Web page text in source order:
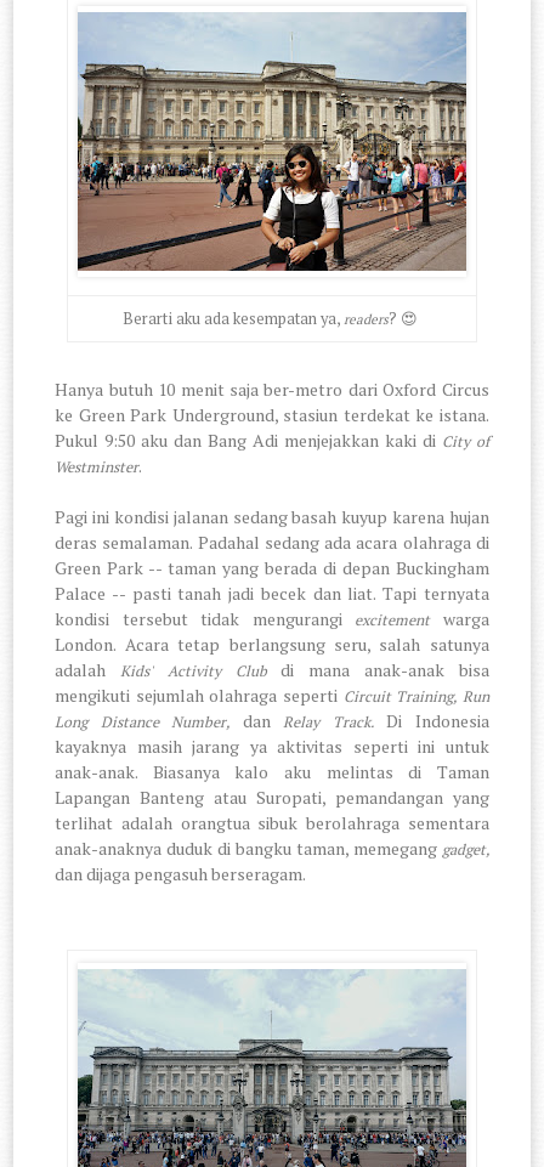
Berarti aku ada kesempatan ya, readers? 😍
Hanya butuh 10 menit saja ber-metro dari Oxford Circus
ke Green Park Underground, stasiun terdekat ke istana.
Pukul 9:50 aku dan Bang Adi menjejakkan kaki di City of
Westminster.
Pagi ini kondisi jalanan sedang basah kuyup karena hujan
deras semalaman. Padahal sedang ada acara olahraga di
Green Park -- taman yang berada di depan Buckingham
Palace -- pasti tanah jadi becek dan liat. Tapi ternyata
kondisi tersebut tidak mengurangi
excitement warga
London. Acara tetap berlangsung seru, salah satunya
adalahKids' Activity Clubdi mana anak-anak bisa
mengikuti sejumlah olahraga seperti Circuit Training, Run
Long Distance Number, danRelay Track.Di Indonesia
kayaknya masih jarang ya aktivitas seperti ini untuk
anak-anak. Biasanya kalo aku melintas di Taman
Lapangan Banteng atau Suropati, pemandangan yang
terlihat adalah orangtua sibuk berolahraga sementara
anak-anaknya duduk di bangku taman, memegang gadget,
dan dijaga pengasuh berseragam.